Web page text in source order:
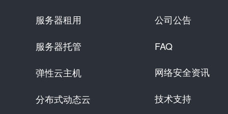
服务器租用
服务器托管
弹性云主机
分布式动态云
公司公告
FAQ
网络安全资讯
技术支持